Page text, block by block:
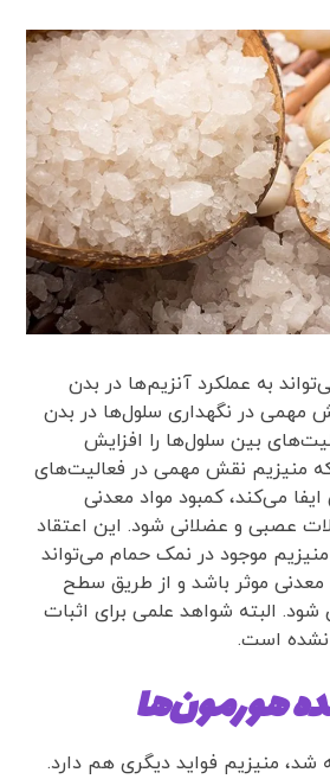
به عملکرد آنزیم‌ها در بدن
مهمی در نگهداری سلول‌ها در بدن
بین سلول‌ها را افزایش
منیزیم نقش مهمی در فعالیت‌های
می‌کند، کمبود مواد معدنی
عصبی و عضلانی شود. این اعتقاد
موجود در نمک حمام می‌تواند
معدنی موثر باشد و از طریق سطح
البته شواهد علمی برای اثبات
نشده است.
شد، منیزیم فواید دیگری هم دارد.